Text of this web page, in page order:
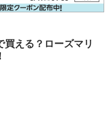
買える？ローズマリ